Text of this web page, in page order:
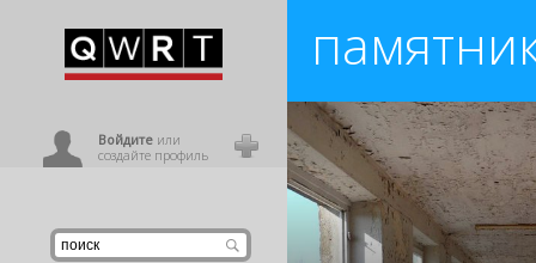
Войдитеили
создайте профиль